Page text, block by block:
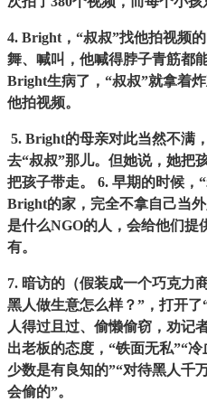
4. Bright，“叔叔”找他拍视频
舞、喊叫，他喊得脖子青筋都
Bright生病了，“叔叔”就拿着
他拍视频。
5. Bright的母亲对此当然不满
去“叔叔”那儿。但她说，她把
把孩子带走。 6. 早期的时候，
Bright的家，完全不拿自己当
是什么NGO的人，会给他们提
有。
7. 暗访的（假装成一个巧克力
黑人做生意怎么样？”，打开
人得过且过、偷懒偷窃，劝记
出老板的态度，“铁面无私”“
少数是有良知的”“对待黑人千
会偷的”。